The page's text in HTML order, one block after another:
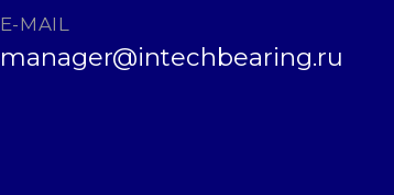
E-MAIL
manager@intechbearing.ru